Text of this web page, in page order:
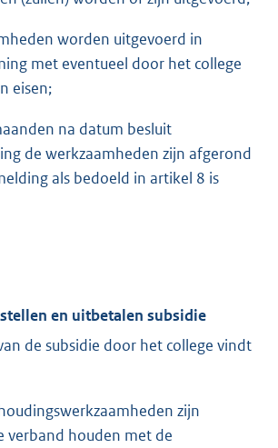
worden uitgevoerd in
met eventueel door het college
eisen;
na datum besluit
de werkzaamheden zijn afgerond
als bedoeld in artikel 8 is
en uitbetalen subsidie
de subsidie door het college vindt
zijn
verband houden met de